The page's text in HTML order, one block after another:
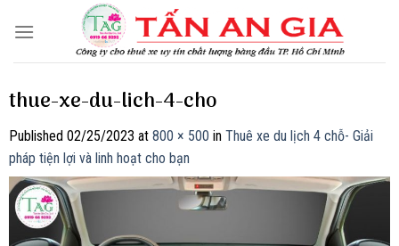
thue-xe-du-lich-4-cho
Published 02/25/2023 at 800 × 500 in Thuê xe du lịch 4 chỗ- Giải
pháp tiện lợi và linh hoạt cho bạn